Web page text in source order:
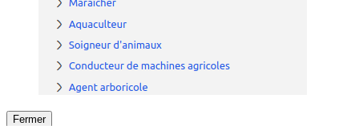
Fermer